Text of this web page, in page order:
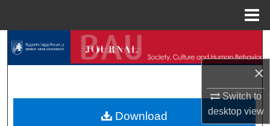
×
Switch to
desktopview
Search
Download